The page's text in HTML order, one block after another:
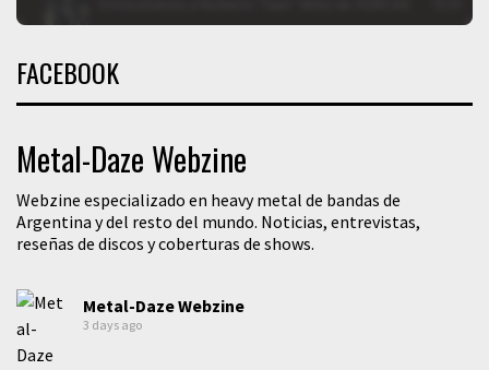
FACEBOOK
Metal-Daze Webzine
Webzine especializado en heavy metal de bandas de
Argentina y del resto del mundo. Noticias, entrevistas,
reseñas de discos y coberturas de shows.
Metal-Daze Webzine
3 days ago